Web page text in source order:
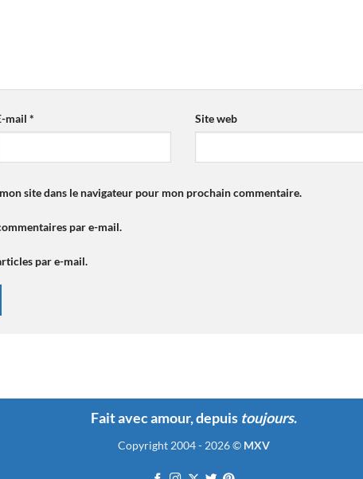
mail * Site web
site dans le navigateur pour mon prochain commentaire.
par e-mail.
par e-mail.
Fait avec amour, depuis toujours.
Copyright 2004 - 2026 © MXV